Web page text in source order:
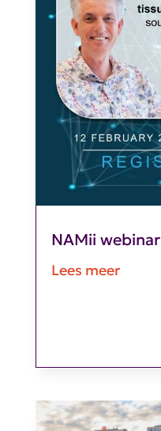
NAMii webinar
Lees meer